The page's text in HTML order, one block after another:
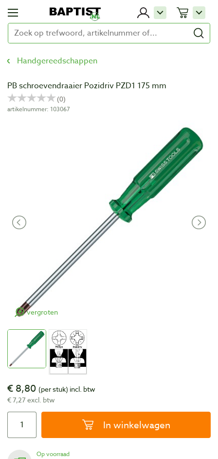
Handgereedschappen
PB schroevendraaier Pozidriv PZD1 175 mm
artikelnummer: 103067
vergroten
€ 8,80 (per stuk) incl. btw
€ 7,27 excl. btw
In winkelwagen
Op voorraad